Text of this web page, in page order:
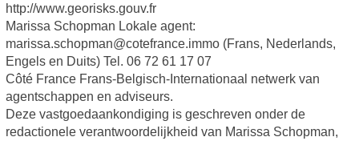
http://www.georisks.gouv.fr
Marissa Schopman Lokale agent:
marissa.schopman@cotefrance.immo (Frans, Nederlands,
Engels en Duits) Tel. 06 72 61 17 07
Côté France Frans-Belgisch-Internationaal netwerk van
agentschappen en adviseurs.
Deze vastgoedaankondiging is geschreven onder de
redactionele verantwoordelijkheid van Marissa Schopman,